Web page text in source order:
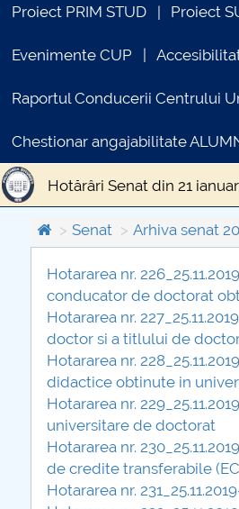
Proiect PRIM STUD Proiect
Evenimente CUP
Raportul Conducerii Centrului
Chestionar angajabilitate
Hotărâri Senat din 21
Hotărâri Senat din 28 iunie
Hotărâri Senat din 25
Hotărâri Senat din 15
Hotărâri Senat din 27 mai
Senat
Arhiva senat
Hotararea nr.
conducator de doctorat
Hotararea nr.
doctor si a titlului de
Hotararea nr.
didactice obtinute in
Hotararea nr.
universitare de doctorat
Hotararea nr.
de credite transferabile
Hotararea nr.
PRIMSTUD